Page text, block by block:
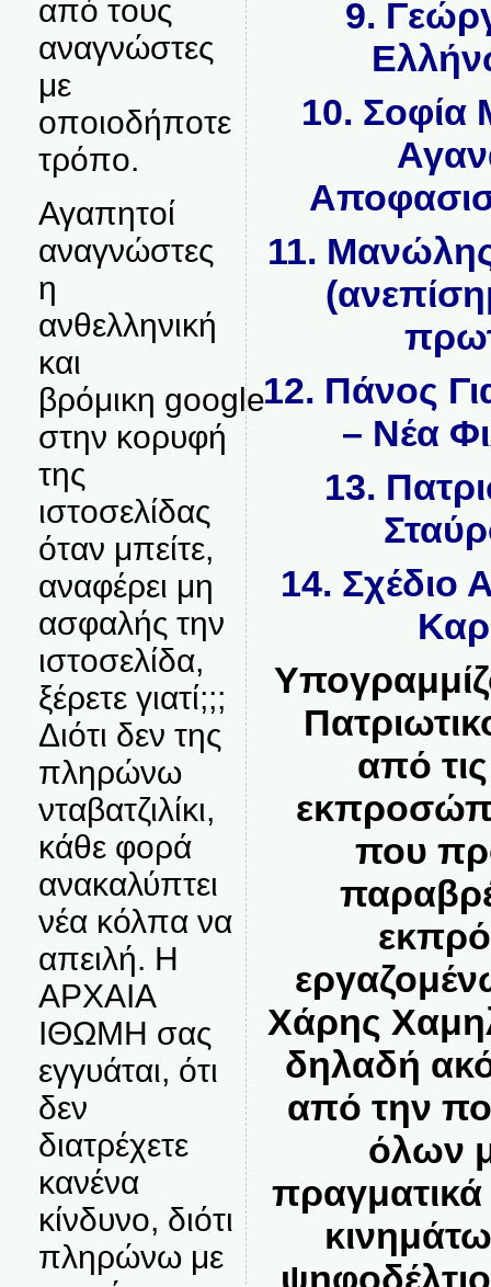
από τους
αναγνώστες
με
οποιοδήποτε
τρόπο.
Αγαπητοί
αναγνώστες
η
ανθελληνική
και
βρόμικη google
στην κορυφή
της
ιστοσελίδας
όταν μπείτε,
αναφέρει μη
ασφαλής την
ιστοσελίδα,
ξέρετε γιατί;;;
Διότι δεν της
πληρώνω
νταβατζιλίκι,
κάθε φορά
ανακαλύπτει
νέα κόλπα να
απειλή. Η
ΑΡΧΑΙΑ
ΙΘΩΜΗ σας
εγγυάται, ότι
δεν
διατρέχετε
κανένα
κίνδυνο, διότι
πληρώνω με
9.
10. Σοφία
11.
12. Πάνος
– Νέα
13.
14. Σχέδιο
από
που
Χάρης
δηλαδή
από την
όλων